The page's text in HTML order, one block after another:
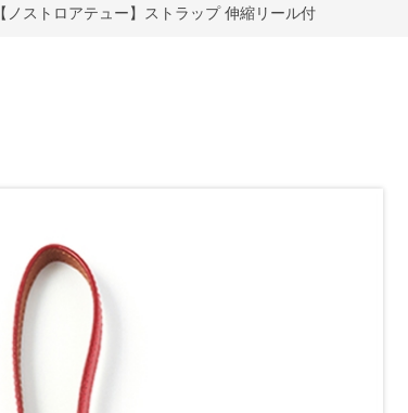
【ノストロアテュー】ストラップ 伸縮リール付